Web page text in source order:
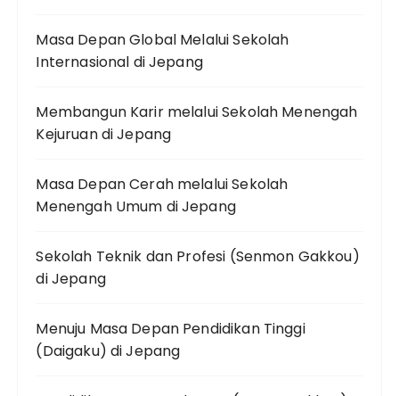
Masa Depan Global Melalui Sekolah
Internasional di Jepang
Membangun Karir melalui Sekolah Menengah
Kejuruan di Jepang
Masa Depan Cerah melalui Sekolah
Menengah Umum di Jepang
Sekolah Teknik dan Profesi (Senmon Gakkou)
di Jepang
Menuju Masa Depan Pendidikan Tinggi
(Daigaku) di Jepang